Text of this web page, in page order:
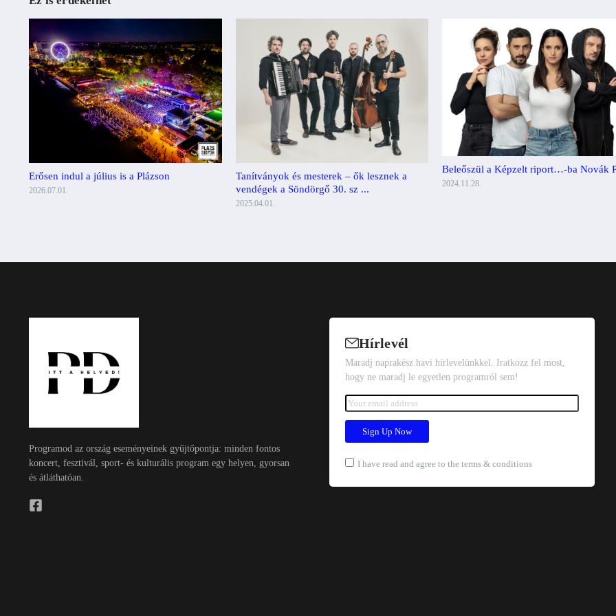
Erősen indul a július is a Plázson
2026.07.01.
Tanítványok és mesterek – ők lesznek a
vendégek a Söndörgő 30. sz ...
2025.04.01.
Beleőszül a Képzelt riport…-ba Novák
2024.11.28.
Programod az ország eseményeinek gyűjtőpontja: minden fontos
koncert, fesztivál, sport- és kulturális program egy helyen, gyorsan
és átláthatóan.
Hírlevél
Maradj naprakész havi hírlevelünkkel. Iratkozz fel most,
hogy ne maradj le egyetlen programról sem!
I have read and agree to the terms & conditions